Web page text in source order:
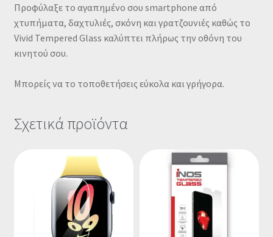
Προφύλαξε το αγαπημένο σου smartphone από
χτυπήματα, δαχτυλιές, σκόνη και γρατζουνιές καθώς το
Vivid Tempered Glass καλύπτει πλήρως την οθόνη του
κινητού σου.
Μπορείς να το τοποθετήσεις εύκολα και γρήγορα.
Σχετικά προϊόντα